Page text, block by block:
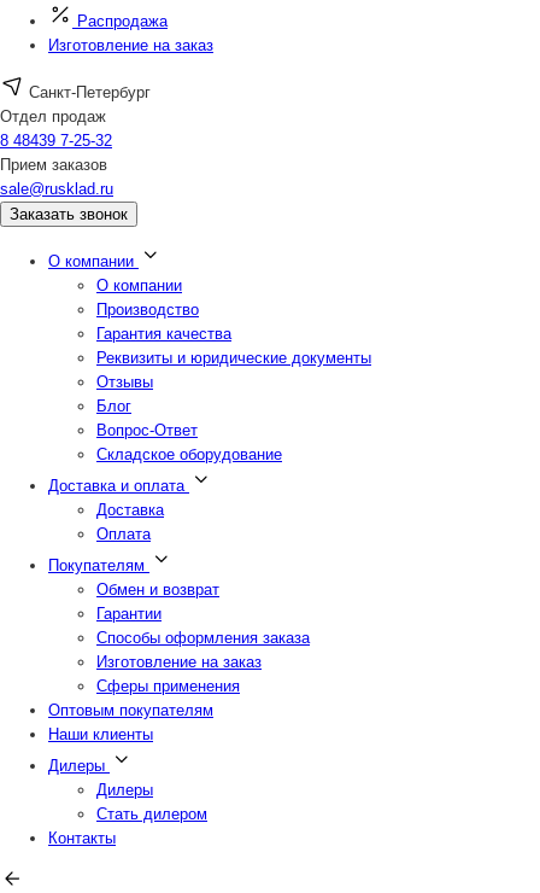
Распродажа
Изготовление на заказ
Санкт-Петербург
Отдел продаж
8 48439 7-25-32
Прием заказов
sale@rusklad.ru
Заказать звонок
О компании
О компании
Производство
Гарантия качества
Реквизиты и юридические документы
Отзывы
Блог
Вопрос-Ответ
Складское оборудование
Доставка и оплата
Доставка
Оплата
Покупателям
Обмен и возврат
Гарантии
Способы оформления заказа
Изготовление на заказ
Сферы применения
Оптовым покупателям
Наши клиенты
Дилеры
Дилеры
Стать дилером
Контакты